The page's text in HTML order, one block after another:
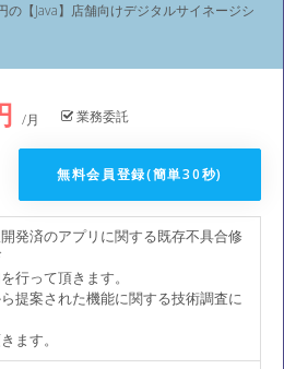
【Java】店舗向けデジタルサイネージシ
/月 業務委託
無料会員登録(簡単30秒)
発済のアプリに関する既存不具合修
行って頂きます。
提案された機能に関する技術調査に
ます。